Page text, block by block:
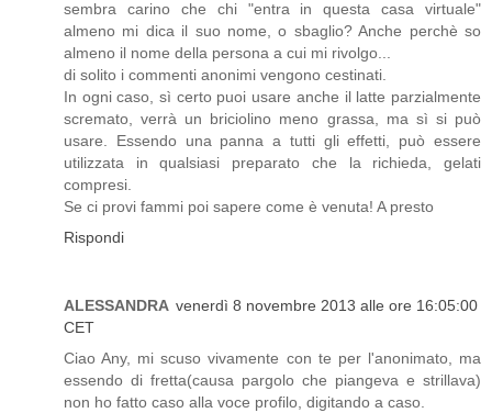
sembra carino che chi "entra in questa casa virtuale"
almeno mi dica il suo nome, o sbaglio? Anche perchè so
almeno il nome della persona a cui mi rivolgo...
di solito i commenti anonimi vengono cestinati.
In ogni caso, sì certo puoi usare anche il latte parzialmente
scremato, verrà un briciolino meno grassa, ma sì si può
usare. Essendo una panna a tutti gli effetti, può essere
utilizzata in qualsiasi preparato che la richieda, gelati
compresi.
Se ci provi fammi poi sapere come è venuta! A presto
Rispondi
ALESSANDRA venerdì 8 novembre 2013 alle ore 16:05:00
CET
Ciao Any, mi scuso vivamente con te per l'anonimato, ma
essendo di fretta(causa pargolo che piangeva e strillava)
non ho fatto caso alla voce profilo, digitando a caso.